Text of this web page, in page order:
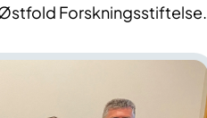
Forskningsstiftelse.